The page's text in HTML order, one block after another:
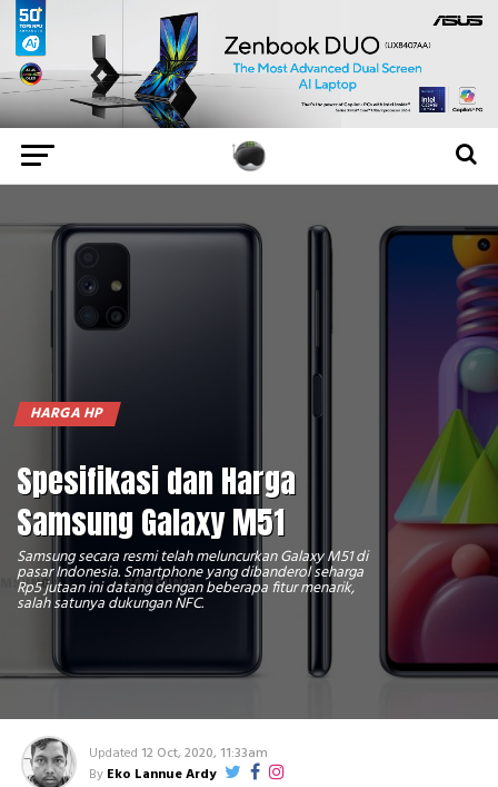
HARGA HP
Spesifikasi dan Harga
Samsung Galaxy M51
Samsung secara resmi telah meluncurkan Galaxy M51 di
pasar Indonesia. Smartphone yang dibanderol seharga
Rp5 jutaan ini datang dengan beberapa fitur menarik,
salah satunya dukungan NFC.
Updated 12 Oct, 2020, 11:33am
By Eko Lannue Ardy